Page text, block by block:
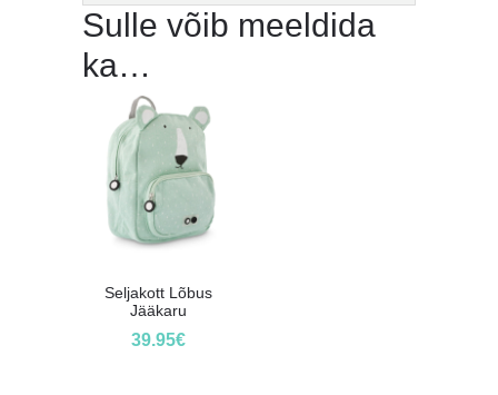
Sulle võib meeldida
ka…
Seljakott Lõbus
Jääkaru
39.95€